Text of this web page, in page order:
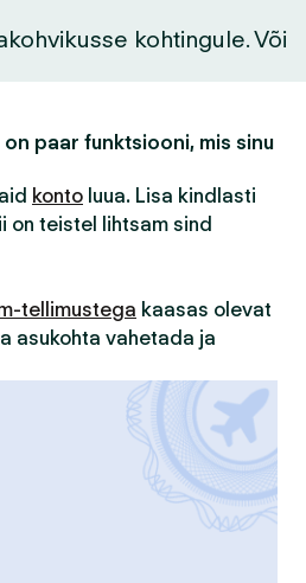
kohtingule. Või
paar funktsiooni, mis sinu
konto luua. Lisa kindlasti
on teistel lihtsam sind
tellimustega kaasas olevat
asukohta vahetada ja